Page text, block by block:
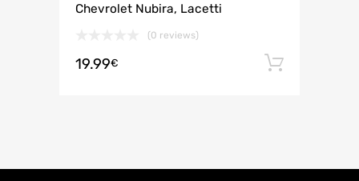
Chevrolet Nubira, Lacetti
(0 reviews)
19.99€